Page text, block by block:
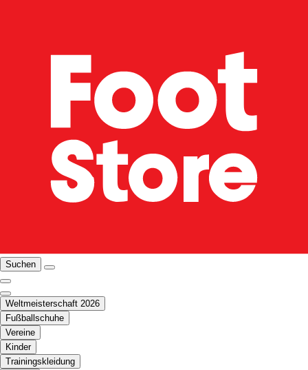
Suchen
Weltmeisterschaft 2026
Fußballschuhe
Vereine
Kinder
Trainingskleidung